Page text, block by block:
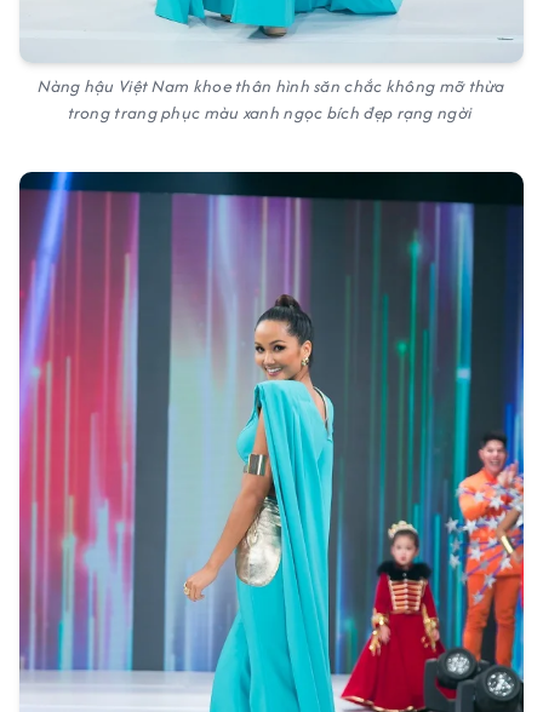
Nàng hậu Việt Nam khoe thân hình săn chắc không mỡ thừa
trong trang phục màu xanh ngọc bích đẹp rạng ngời